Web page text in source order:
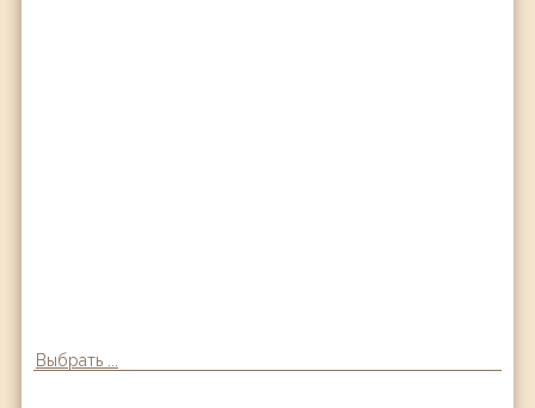
Выбрать ...